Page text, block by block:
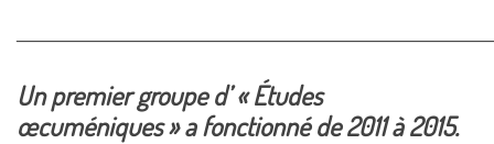
Un premier groupe d’ « Études
œcuméniques » a fonctionné de 2011 à 2015.